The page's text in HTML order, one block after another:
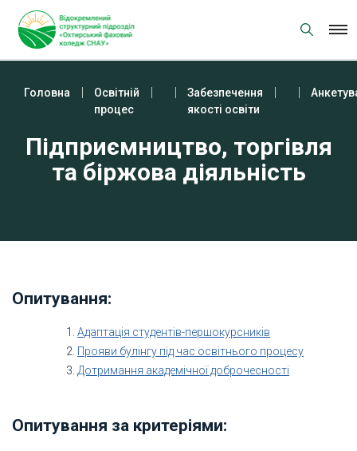
content
Головна
Освітній
процес
Забезпечення
якості освіти
Підприємництво, торгівля
та біржова діяльність
Опитування:
Адаптація студентів-першокурсників
Прояви булінгу під час освітнього процесу
Дотримання академічної доброчесності
Опитування за критеріями: